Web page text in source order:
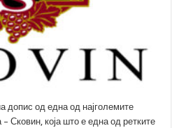
допис од една од најголемите
Сковин, која што е една од ретките